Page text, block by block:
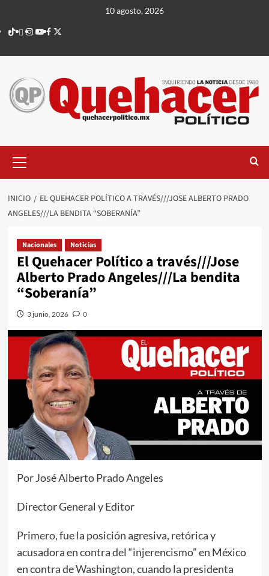
contenido
10 agosto, 2026
TikTok
threads
Instagram
Youtube
Facebook
X
principal
INICIO
EL QUEHACER POLÍTICO A TRAVÉS///JOSE ALBERTO PRADO
ANGELES///LA BENDITA “SOBERANÍA”
Nacionales Noticias
El Quehacer Político a través///Jose
Alberto Prado Angeles///La bendita
“Soberanía”
3 junio, 2026 0
Por José Alberto Prado Angeles
Director General y Editor
Primero, fue la posición agresiva, retórica y
acusadora en contra del “injerencismo” en México
en contra de Washington, cuando la presidenta